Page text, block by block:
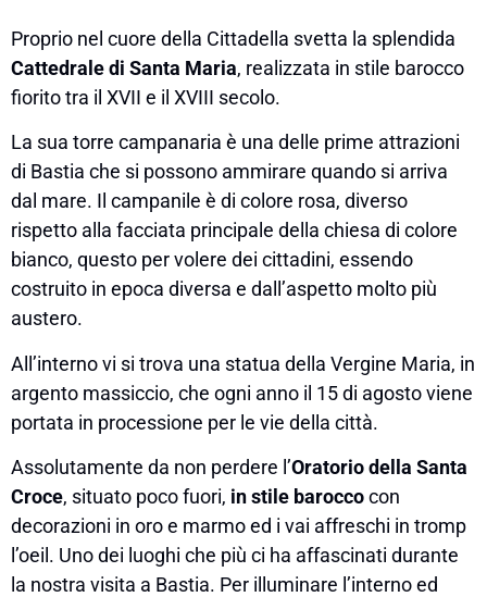
Proprio nel cuore della Cittadella svetta la splendida
Cattedrale di Santa Maria, realizzata in stile barocco
fiorito tra il XVII e il XVIII secolo.
La sua torre campanaria è una delle prime attrazioni
di Bastia che si possono ammirare quando si arriva
dal mare. Il campanile è di colore rosa, diverso
rispetto alla facciata principale della chiesa di colore
bianco, questo per volere dei cittadini, essendo
costruito in epoca diversa e dall’aspetto molto più
austero.
All’interno vi si trova una statua della Vergine Maria, in
argento massiccio, che ogni anno il 15 di agosto viene
portata in processione per le vie della città.
Assolutamente da non perdere l’Oratoriodella Santa
Croce, situato poco fuori, in stile baroccocon
decorazioni in oro e marmo ed i vai affreschi in tromp
l’oeil. Uno dei luoghi che più ci ha affascinati durante
la nostra visita a Bastia. Per illuminare l’interno ed